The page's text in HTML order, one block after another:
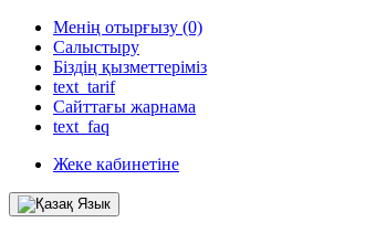
Менің отырғызу (0)
Салыстыру
Біздің қызметтеріміз
text_tarif
Сайттағы жарнама
text_faq
Жеке кабинетіне
Язык